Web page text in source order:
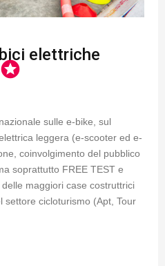
elettriche
stars
sulle e-bike, sul
leggera (e-scooter ed e-
coinvolgimento del pubblico
soprattutto FREE TEST e
maggiori case costruttrici
settore cicloturismo (Apt, Tour